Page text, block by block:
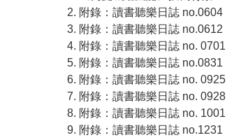
2. 附錄：讀書聽樂日誌 no.0604
3. 附錄：讀書聽樂日誌 no.0612
4. 附錄：讀書聽樂日誌 no. 0701
5. 附錄：讀書聽樂日誌 no.0831
6. 附錄：讀書聽樂日誌 no. 0925
7. 附錄：讀書聽樂日誌 no. 0928
8. 附錄：讀書聽樂日誌 no. 1001
9. 附錄：讀書聽樂日誌 no.1231